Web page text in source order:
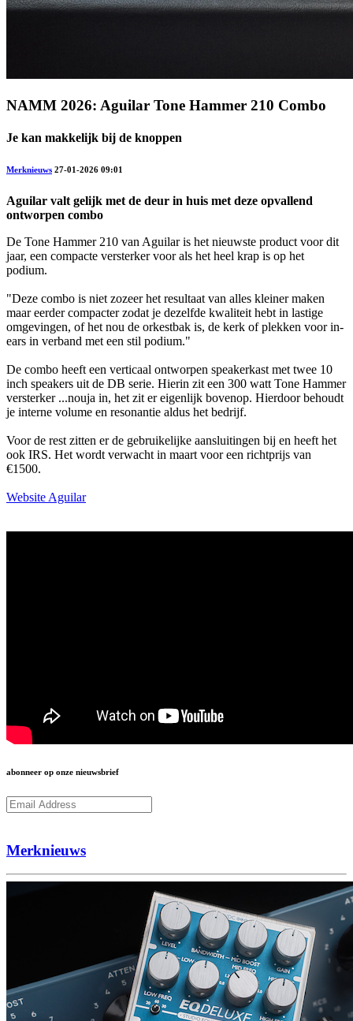
NAMM 2026: Aguilar Tone Hammer 210 Combo
Je kan makkelijk bij de knoppen
Merknieuws 27-01-2026 09:01
Aguilar valt gelijk met de deur in huis met deze opvallend
ontworpen combo
De Tone Hammer 210 van Aguilar is het nieuwste product voor dit
jaar, een compacte versterker voor als het heel krap is op het
podium.
"Deze combo is niet zozeer het resultaat van alles kleiner maken
maar eerder compacter zodat je dezelfde kwaliteit hebt in lastige
omgevingen, of het nou de orkestbak is, de kerk of plekken voor in-
ears in verband met een stil podium."
De combo heeft een verticaal ontworpen speakerkast met twee 10
inch speakers uit de DB serie. Hierin zit een 300 watt Tone Hammer
versterker ...nouja in, het zit er eigenlijk bovenop. Hierdoor behoudt
je interne volume en resonantie aldus het bedrijf.
Voor de rest zitten er de gebruikelijke aansluitingen bij en heeft het
ook IRS. Het wordt verwacht in maart voor een richtprijs van
€1500.
Website Aguilar
abonneer op onze nieuwsbrief
Merknieuws